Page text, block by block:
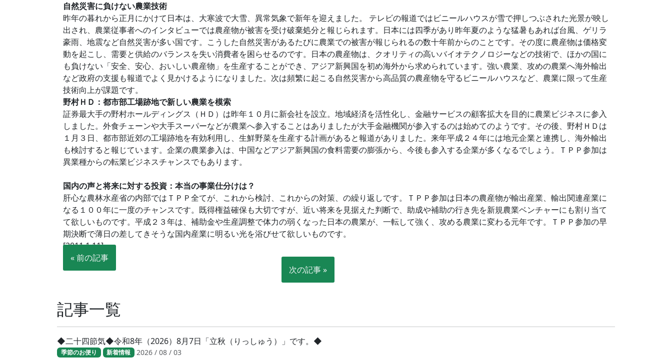
自然災害に負けない農業技術
昨年の暮れから正月にかけて日本は、大寒波で大雪、異常気象で新年を迎えました。 テレビの報道ではビニールハウスが雪で押しつぶされた光景が映し
出され、農業従事者へのインタビューでは農産物が被害を受け破棄処分と報じられます。日本には四季があり昨年夏のような猛暑もあれば台風、ゲリラ
豪雨、地震など自然災害が多い国です。こうした自然災害があるたびに農業での被害が報じられるの数十年前からのことです。その度に農産物は価格変
動を起こし、需要と供給のバランスを失い消費者を困らせるのです。日本の農産物は、クオリティの高いバイオテクノロジーなどの技術で、ほかの国に
も負けない「安全、安心、おいしい農産物」を生産することができ、アジア新興国を初め海外から求められています。強い農業、攻めの農業へ海外輸出
など政府の支援も報道でよく見かけるようになりました。次は頻繁に起こる自然災害から高品質の農産物を守るビニールハウスなど、農業に限って生産
技術向上が課題です。
野村ＨＤ：都市部工場跡地で新しい農業を模索
証券最大手の野村ホールディングス（ＨＤ）は昨年１０月に新会社を設立。地域経済を活性化し、金融サービスの顧客拡大を目的に農業ビジネスに参入
しました。外食チェーンや大手スーパーなどが農業へ参入することはありましたが大手金融機関が参入するのは始めてのようです。その後、野村ＨＤは
１月３日、都市部近郊の工場跡地を有効利用し、生鮮野菜を生産する計画があると報道がありました。来年平成２４年には地元企業と連携し、海外輸出
も検討すると報じています。企業の農業参入は、中国などアジア新興国の食料需要の膨張から、今後も参入する企業が多くなるでしょう。ＴＰＰ参加は
異業種からの転業ビジネスチャンスでもあります。
国内の声と将来に対する投資：本当の事業仕分けは？
肝心な農林水産省の内部ではＴＰＰ全てが、これから検討、これからの対策、の繰り返しです。ＴＰＰ参加は日本の農産物が輸出産業、輸出関連産業に
なる１００年に一度のチャンスです。既得権益確保も大切ですが、近い将来を見据えた判断で、助成や補助の行き先を新規農業ベンチャーにも割り当て
て欲しいものです。平成２３年は、補助金や生産調整で体力の弱くなった日本の農業が、一転して強く、攻める農業に変わる元年です。ＴＰＰ参加の早
期決断で薄日の差してきそうな国内産業に明るい光を浴びせて欲しいものです。
[2011.1.11]
« 前の記事
次の記事 »
記事一覧
◆二十四節気◆令和8年（2026）8月7日「立秋（りっしゅう）」です。◆
季節のお便り 新着情報 2026 / 08 / 03